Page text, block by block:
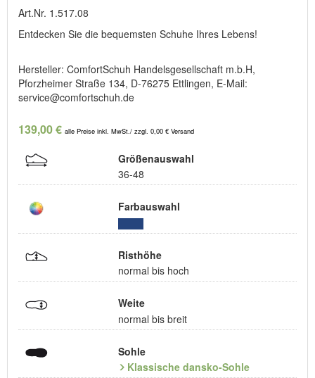
Art.Nr. 1.517.08
Entdecken Sie die bequemsten Schuhe Ihres Lebens!
Hersteller: ComfortSchuh Handelsgesellschaft m.b.H,
Pforzheimer Straße 134, D-76275 Ettlingen, E-Mail:
service@comfortschuh.de
139,00 € alle Preise inkl. MwSt./ zzgl. 0,00 € Versand
Größenauswahl
36-48
Farbauswahl
Risthöhe
normal bis hoch
Weite
normal bis breit
Sohle
Klassische dansko-Sohle